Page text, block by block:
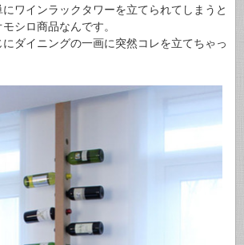
ワインラックタワーを立てられてしまうと
シロ商品なんです。
ダイニングの一画に突然コレを立てちゃっ